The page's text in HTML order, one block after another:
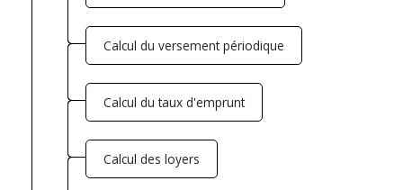
Calcul du versement périodique
Calcul du taux d'emprunt
Calcul des loyers